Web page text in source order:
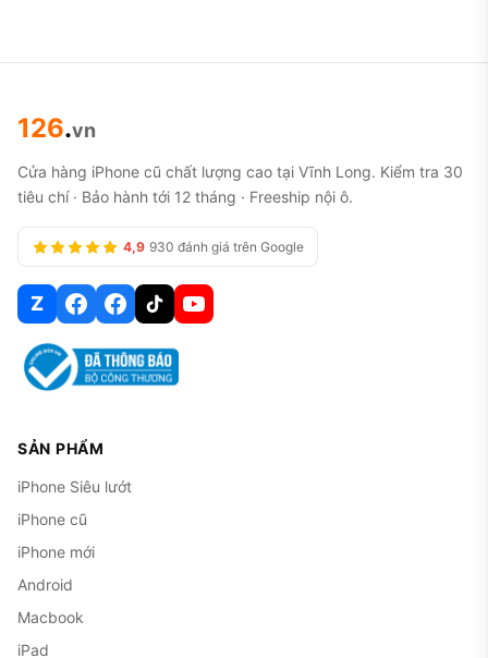
126.vn
Cửa hàng iPhone cũ chất lượng cao tại Vĩnh Long. Kiểm tra 30
tiêu chí · Bảo hành tới 12 tháng · Freeship nội ô.
4,9 930 đánh giá trên Google
Z
SẢN PHẨM
iPhone Siêu lướt
iPhone cũ
iPhone mới
Android
Macbook
iPad